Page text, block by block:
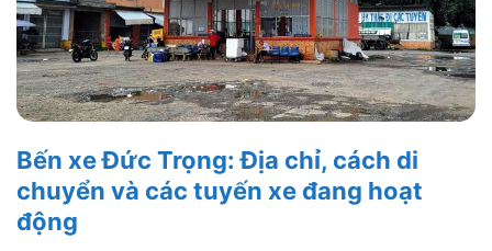
Bến xe Đức Trọng: Địa chỉ, cách di
chuyển và các tuyến xe đang hoạt
động